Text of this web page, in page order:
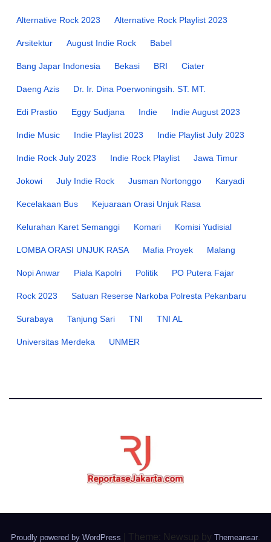
Alternative Rock 2023 Alternative Rock Playlist 2023
Arsitektur August Indie Rock Babel
Bang Japar Indonesia Bekasi BRI Ciater
Daeng Azis Dr. Ir. Dina Poerwoningsih. ST. MT.
Edi Prastio Eggy Sudjana Indie Indie August 2023
Indie Music Indie Playlist 2023 Indie Playlist July 2023
Indie Rock July 2023 Indie Rock Playlist Jawa Timur
Jokowi July Indie Rock Jusman Nortonggo Karyadi
Kecelakaan Bus Kejuaraan Orasi Unjuk Rasa
Kelurahan Karet Semanggi Komari Komisi Yudisial
LOMBA ORASI UNJUK RASA Mafia Proyek Malang
Nopi Anwar Piala Kapolri Politik PO Putera Fajar
Rock 2023 Satuan Reserse Narkoba Polresta Pekanbaru
Surabaya Tanjung Sari TNI TNI AL
Universitas Merdeka UNMER
Proudly powered by WordPress Theme: Newsup by Themeansar.